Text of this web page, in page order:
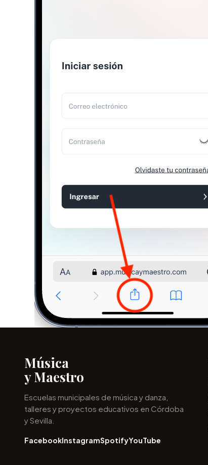
Música
y Maestro
Escuelas municipales de música y danza,
talleres y proyectos educativos en Córdoba
y Sevilla.
FacebookInstagramSpotifyYouTube